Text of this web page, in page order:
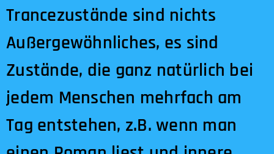
Trancezustände sind nichts
Außergewöhnliches, es sind
Zustände, die ganz natürlich bei
jedem Menschen mehrfach am
Tag entstehen, z.B. wenn man